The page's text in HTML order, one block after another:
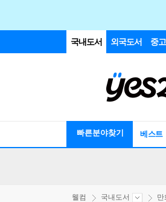
국내도서 외국도서 중
빠른분야찾기 베스트
웰컴 국내도서 만